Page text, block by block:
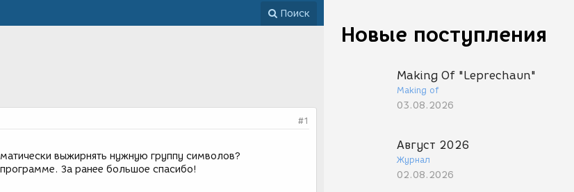
Новые поступления
Making Of "Leprechaun"
Making of
03.08.2026
Август 2026
Журнал
02.08.2026
Поиск
#1
выжирнять нужную группу символов?
За ранее большое спасибо!